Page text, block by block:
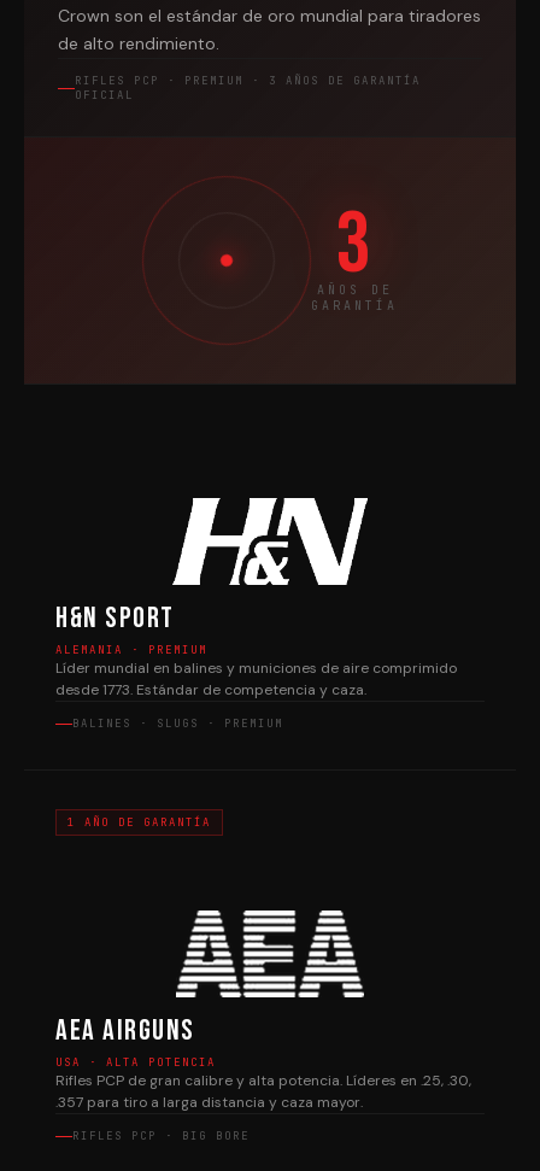
Crown son el estándar de oro mundial para tiradores
de alto rendimiento.
RIFLES PCP · PREMIUM · 3 AÑOS DE GARANTÍA
OFICIAL
3
AÑOS DE
GARANTÍA
H&N Sport
ALEMANIA · PREMIUM
Líder mundial en balines y municiones de aire comprimido
desde 1773. Estándar de competencia y caza.
BALINES · SLUGS · PREMIUM
1 AÑO DE GARANTÍA
AEA Airguns
USA · ALTA POTENCIA
Rifles PCP de gran calibre y alta potencia. Líderes en .25, .30,
.357 para tiro a larga distancia y caza mayor.
RIFLES PCP · BIG BORE